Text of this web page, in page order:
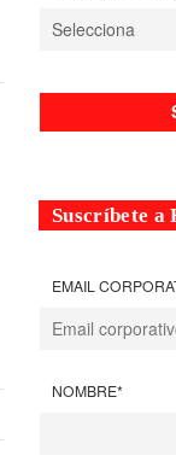
Suscríbete a
EMAIL
NOMBRE*